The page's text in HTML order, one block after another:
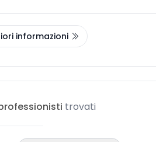
informazioni
trovati